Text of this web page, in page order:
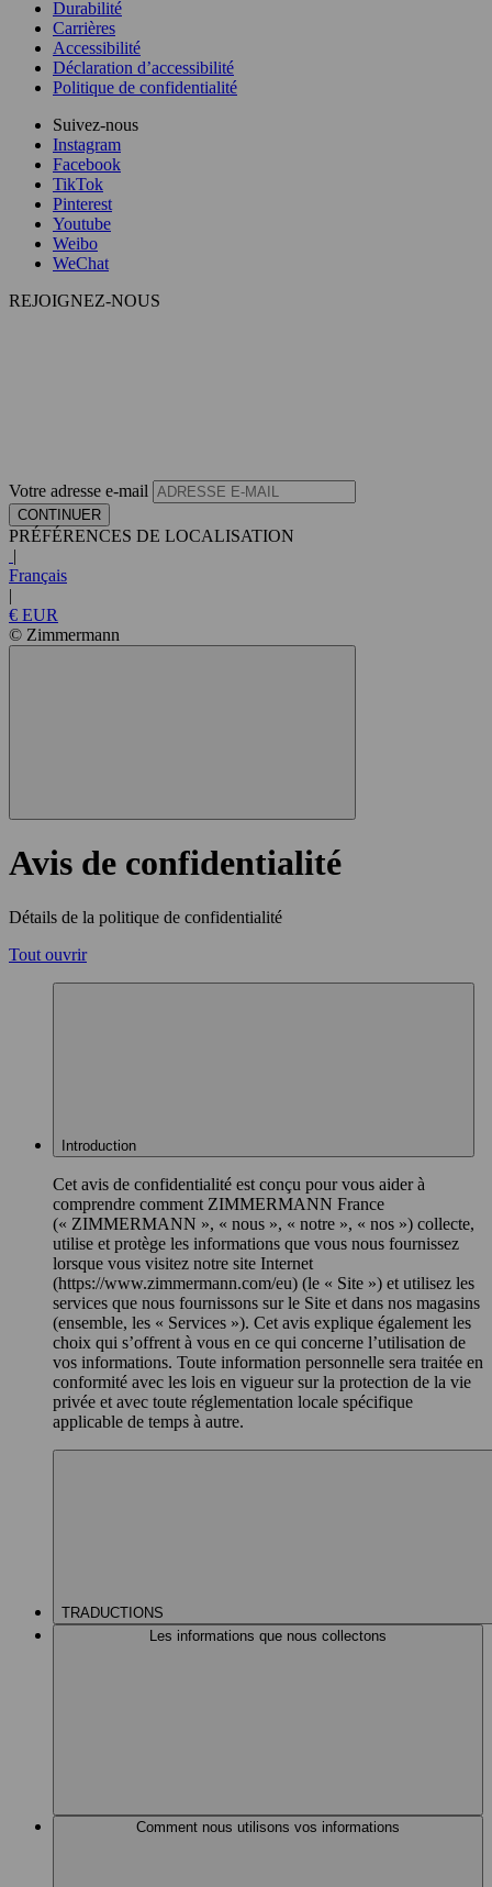
Durabilité
Carrières
Accessibilité
Déclaration d’accessibilité
Politique de confidentialité
Suivez-nous
Instagram
Facebook
TikTok
Pinterest
Youtube
Weibo
WeChat
REJOIGNEZ-NOUS
Votre adresse e-mail
CONTINUER
PRÉFÉRENCES DE LOCALISATION
|
Français
|
€ EUR
© Zimmermann
Avis de confidentialité
Détails de la politique de confidentialité
Tout ouvrir
Introduction
Cet avis de confidentialité est conçu pour vous aider à
comprendre comment ZIMMERMANN France
(« ZIMMERMANN », « nous », « notre », « nos ») collecte,
utilise et protège les informations que vous nous fournissez
lorsque vous visitez notre site Internet
(https://www.zimmermann.com/eu) (le « Site ») et utilisez les
services que nous fournissons sur le Site et dans nos magasins
(ensemble, les « Services »). Cet avis explique également les
choix qui s’offrent à vous en ce qui concerne l’utilisation de
vos informations. Toute information personnelle sera traitée en
conformité avec les lois en vigueur sur la protection de la vie
privée et avec toute réglementation locale spécifique
applicable de temps à autre.
TRADUCTIONS
Les informations que nous collectons
Comment nous utilisons vos informations